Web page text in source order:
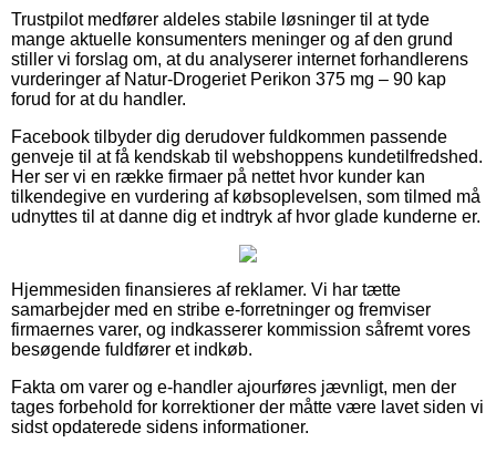
Trustpilot medfører aldeles stabile løsninger til at tyde
mange aktuelle konsumenters meninger og af den grund
stiller vi forslag om, at du analyserer internet forhandlerens
vurderinger af Natur-Drogeriet Perikon 375 mg – 90 kap
forud for at du handler.
Facebook tilbyder dig derudover fuldkommen passende
genveje til at få kendskab til webshoppens kundetilfredshed.
Her ser vi en række firmaer på nettet hvor kunder kan
tilkendegive en vurdering af købsoplevelsen, som tilmed må
udnyttes til at danne dig et indtryk af hvor glade kunderne er.
Hjemmesiden finansieres af reklamer. Vi har tætte
samarbejder med en stribe e-forretninger og fremviser
firmaernes varer, og indkasserer kommission såfremt vores
besøgende fuldfører et indkøb.
Fakta om varer og e-handler ajourføres jævnligt, men der
tages forbehold for korrektioner der måtte være lavet siden vi
sidst opdaterede sidens informationer.